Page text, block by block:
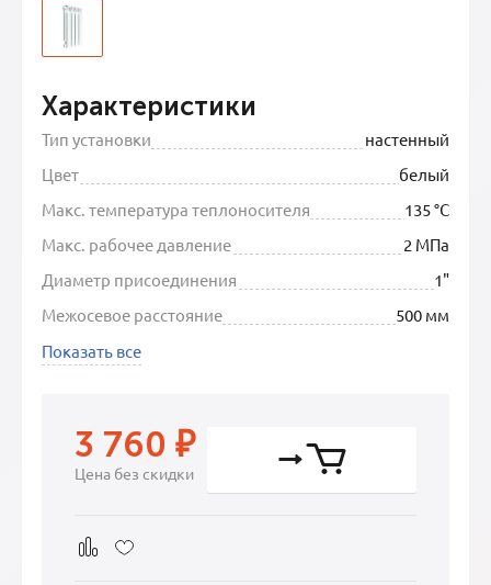
Характеристики
Тип установки
настенный
Цвет
белый
Макс. температура теплоносителя
135 °C
Макс. рабочее давление
2 МПа
Диаметр присоединения
1"
Межосевое расстояние
500 мм
Показать все
3 760 ₽
Цена без скидки